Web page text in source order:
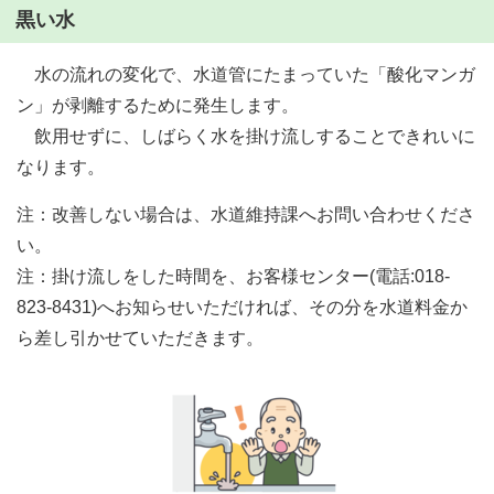
黒い水
水の流れの変化で、水道管にたまっていた「酸化マンガ
ン」が剥離するために発生します。
飲用せずに、しばらく水を掛け流しすることできれいに
なります。
注：改善しない場合は、水道維持課へお問い合わせくださ
い。
注：掛け流しをした時間を、お客様センター(電話:018-
823-8431)へお知らせいただければ、その分を水道料金か
ら差し引かせていただきます。